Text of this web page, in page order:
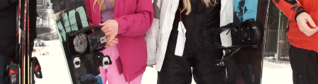
majoriteten av de största
skidanläggningarna i Norden. Vi har ett
komplett system och arbetar löpande med
att tillgodose anläggningarnas digitala